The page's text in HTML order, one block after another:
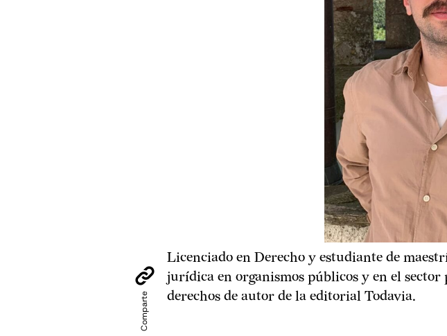
Comparte
Licenciado en Derecho y estudiante de
jurídica en organismos públicos y en el
derechos de autor de la editorial Todavia.